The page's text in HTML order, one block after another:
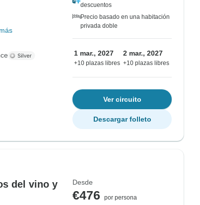
descuentos
Precio basado en una habitación
privada doble
1 mar., 2027
+10 plazas libres
2 mar., 2027
+10 plazas libres
Ver circuito
Descargar folleto
del vino y
Desde
€476 por persona